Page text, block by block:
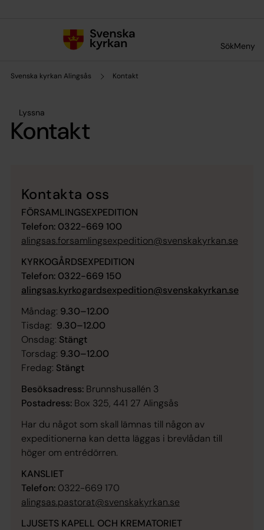
SökMeny
Svenska kyrkan Alingsås Kontakt
Lyssna
Kontakt
Kontakta oss
FÖRSAMLINGSEXPEDITION
Telefon: 0322-669 100
alingsas.forsamlingsexpedition@svenskakyrkan.se
KYRKOGÅRDSEXPEDITION
Telefon: 0322-669 150
alingsas.kyrkogardsexpedition@svenskakyrkan.se
Måndag: 9.30–12.00
Tisdag: 9.30–12.00
Onsdag: Stängt
Torsdag: 9.30–12.00
Fredag: Stängt
Besöksadress: Brunnshusallén 3
Postadress: Box 325, 441 27 Alingsås
Har du något som skall lämnas till någon av
expeditionerna kan detta läggas i brevlådan till
höger om entrédörren.
KANSLIET
Telefon: 0322-669 170
alingsas.pastorat@svenskakyrkan.se
LJUSETS KAPELL OCH KREMATORIET